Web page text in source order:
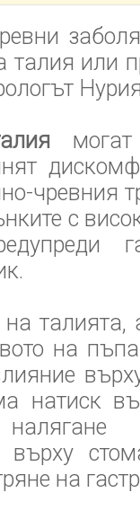
талия или
могат
чревния
с
на
на
натиск
върху
на